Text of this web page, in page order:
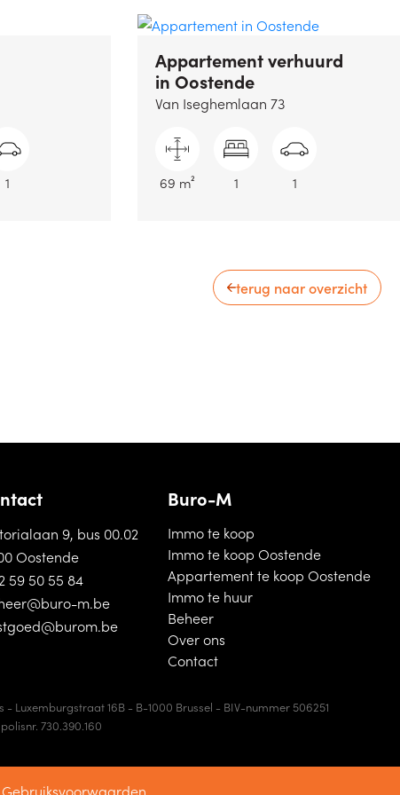
1
Appartement verhuurd
in Oostende
Van Iseghemlaan 73
69 m² 1 1
terug naar overzicht
9, bus 00.02
Oostende
59 50 55 84
m.be
Buro-M
Immo te koop(Immo te koop)
Immo te koop Oostende(Immo te
Appartement te koop Oostende
Immo te huur(Immo te huur)
Beheer(Beheer)
Over ons(Over ons)
Contact(Contact)
Luxemburgstraat 16B - B-1000 Brussel - BIV-nummer 506251
730.390.160
Gebruiksvoorwaarden